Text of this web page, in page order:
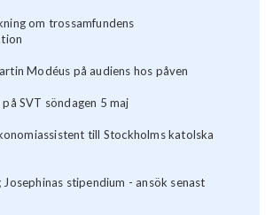
om trossamfundens
Modéus på audiens hos påven
SVT söndagen 5 maj
till Stockholms katolska
stipendium - ansök senast